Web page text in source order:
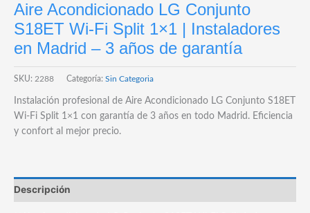
Aire Acondicionado LG Conjunto
S18ET Wi-Fi Split 1×1 | Instaladores
en Madrid – 3 años de garantía
SKU: 2288 Categoría: Sin Categoria
Instalación profesional de Aire Acondicionado LG Conjunto S18ET
Wi-Fi Split 1×1 con garantía de 3 años en todo Madrid. Eficiencia
y confort al mejor precio.
Descripción